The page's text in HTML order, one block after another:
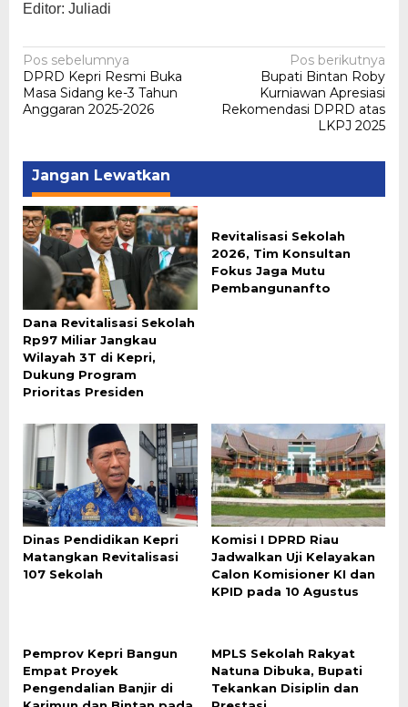
Editor: Juliadi
Navigasi
pos
Pos sebelumnya
DPRD Kepri Resmi Buka
Masa Sidang ke-3 Tahun
Anggaran 2025-2026
Pos berikutnya
Bupati Bintan Roby
Kurniawan Apresiasi
Rekomendasi DPRD atas
LKPJ 2025
Jangan Lewatkan
Dana Revitalisasi Sekolah
Rp97 Miliar Jangkau
Wilayah 3T di Kepri,
Dukung Program
Prioritas Presiden
Revitalisasi Sekolah
2026, Tim Konsultan
Fokus Jaga Mutu
Pembangunanfto
Dinas Pendidikan Kepri
Matangkan Revitalisasi
107 Sekolah
Komisi I DPRD Riau
Jadwalkan Uji Kelayakan
Calon Komisioner KI dan
KPID pada 10 Agustus
Pemprov Kepri Bangun
Empat Proyek
Pengendalian Banjir di
MPLS Sekolah Rakyat
Natuna Dibuka, Bupati
Tekankan Disiplin dan